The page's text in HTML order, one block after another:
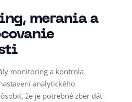
merania a
monitoring a kontrola
analytického
že je potrebné zber dát